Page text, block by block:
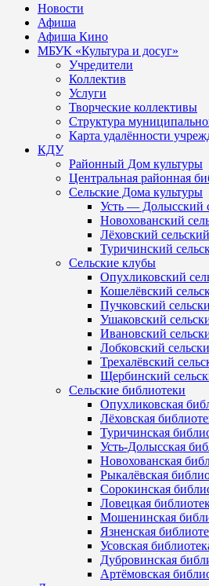
Новости
Афиша
Афиша Кино
МБУК «Культура и досуг»
Учредители
Коллектив
Услуги
Творческие коллективы
Структура
Карта удалённости
КДУ
Районный Дом культуры
Центральная районная
Сельские Дома культуры
Усть — Долысский
Новохованский
Лёховский
Туричинский
Сельские клубы
Опухликовский
Кошелёвский
Пучковский
Ушаковский
Ивановский
Лобковский
Трехалёвский
Щербинский
Сельские библиотеки
Опухликовская
Лёховская
Туричинская
Усть-Долысская
Новохованская
Рыкалёвская
Сорокинская
Ловецкая
Мошенинская
Язненская
Усовская
Дубровинская
Артёмовская